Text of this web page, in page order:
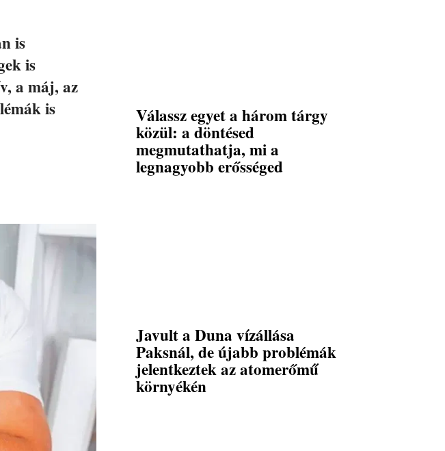
is
is
a máj, az
is
Válassz egyet a három tárgy
közül: a döntésed
megmutathatja, mi a
legnagyobb erősséged
Javult a Duna vízállása
Paksnál, de újabb problémák
jelentkeztek az atomerőmű
környékén